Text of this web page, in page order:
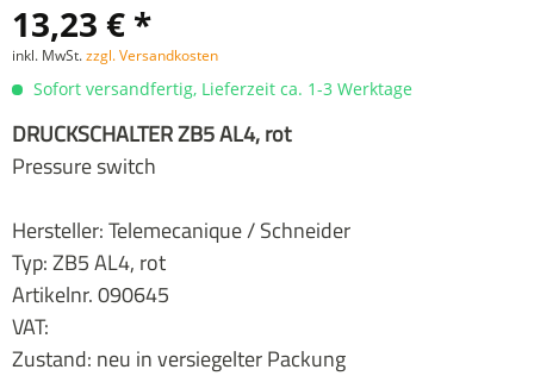
13,23 € *
inkl. MwSt.zzgl. Versandkosten
Sofort versandfertig, Lieferzeit ca. 1-3 Werktage
DRUCKSCHALTER ZB5 AL4, rot
Pressure switch
Hersteller: Telemecanique / Schneider
Typ: ZB5 AL4, rot
Artikelnr. 090645
VAT:
Zustand: neu in versiegelter Packung